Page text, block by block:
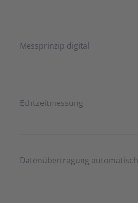
Messprinzip digital
Echtzeitmessung
Datenübertragung automatisch